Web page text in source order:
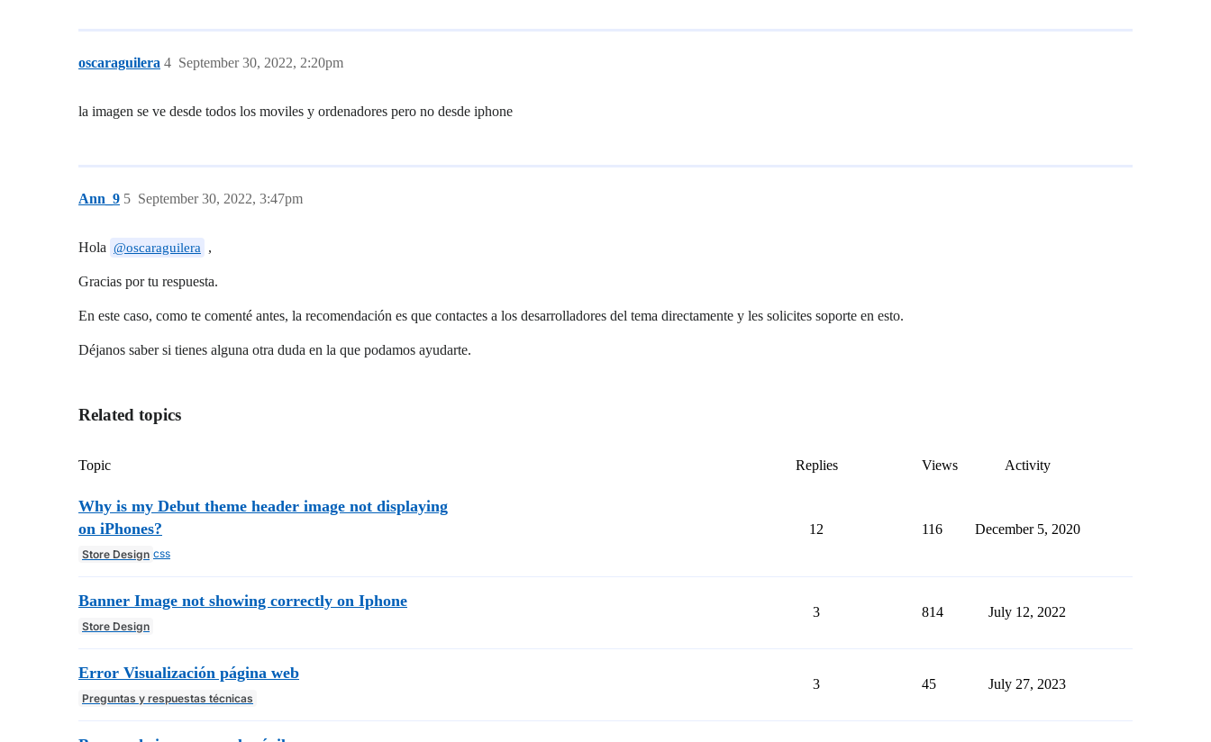
oscaraguilera September 30, 2022, 2:20pm
4
la imagen se ve desde todos los moviles y ordenadores pero no desde iphone
Ann_9 September 30, 2022, 3:47pm
5
Hola @oscaraguilera ,
Gracias por tu respuesta.
En este caso, como te comenté antes, la recomendación es que contactes a los desarrolladores del tema directamente y les solicites soporte en esto.
Déjanos saber si tienes alguna otra duda en la que podamos ayudarte.
Related topics
Topic Replies Views Activity
Why is my Debut theme header image not displaying
on iPhones?
Store Design css
12 116 December 5, 2020
Banner Image not showing correctly on Iphone
Store Design
3 814 July 12, 2022
Error Visualización página web
Preguntas y respuestas técnicas
3 45 July 27, 2023